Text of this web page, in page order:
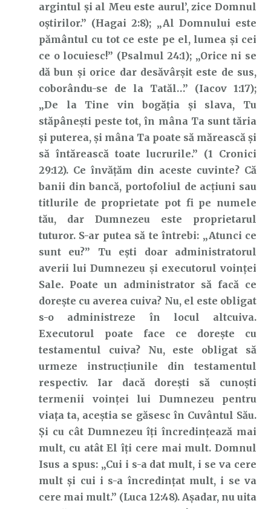
argintul şi al Meu este aurul’, zice Domnul
oştirilor.” (Hagai 2:8); „Al Domnului este
pământul cu tot ce este pe el, lumea şi cei
ce o locuiesc!” (Psalmul 24:1); „Orice ni se
dă bun şi orice dar desăvârşit este de sus,
coborându-se de la Tatăl…” (Iacov 1:17);
„De la Tine vin bogăţia şi slava, Tu
stăpâneşti peste tot, în mâna Ta sunt tăria
şi puterea, şi mâna Ta poate să mărească şi
să întărească toate lucrurile.” (1 Cronici
29:12). Ce învățăm din aceste cuvinte? Că
banii din bancă, portofoliul de acțiuni sau
titlurile de proprietate pot fi pe numele
tău, dar Dumnezeu este proprietarul
tuturor. S-ar putea să te întrebi: „Atunci ce
sunt eu?” Tu ești doar administratorul
averii lui Dumnezeu și executorul voinței
Sale. Poate un administrator să facă ce
dorește cu averea cuiva? Nu, el este obligat
s-o administreze în locul altcuiva.
Executorul poate face ce dorește cu
testamentul cuiva? Nu, este obligat să
urmeze instrucțiunile din testamentul
respectiv. Iar dacă dorești să cunoști
termenii voinței lui Dumnezeu pentru
viața ta, aceștia se găsesc în Cuvântul Său.
Și cu cât Dumnezeu îți încredințează mai
mult, cu atât El îți cere mai mult. Domnul
Isus a spus: „Cui i s-a dat mult, i se va cere
mult şi cui i s-a încredinţat mult, i se va
cere mai mult.” (Luca 12:48). Așadar, nu uita